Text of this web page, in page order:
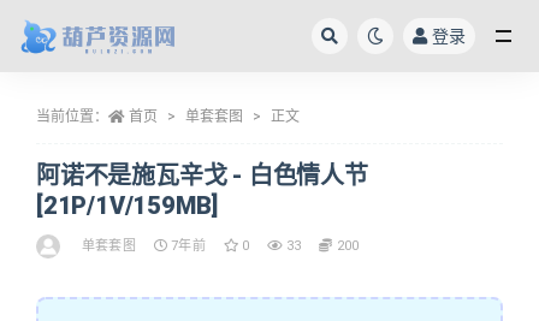
登录
当前位置： 首页 单套套图 正文
阿诺不是施瓦辛戈 - 白色情人节
[21P/1V/159MB]
单套套图 7年前 0 33 200